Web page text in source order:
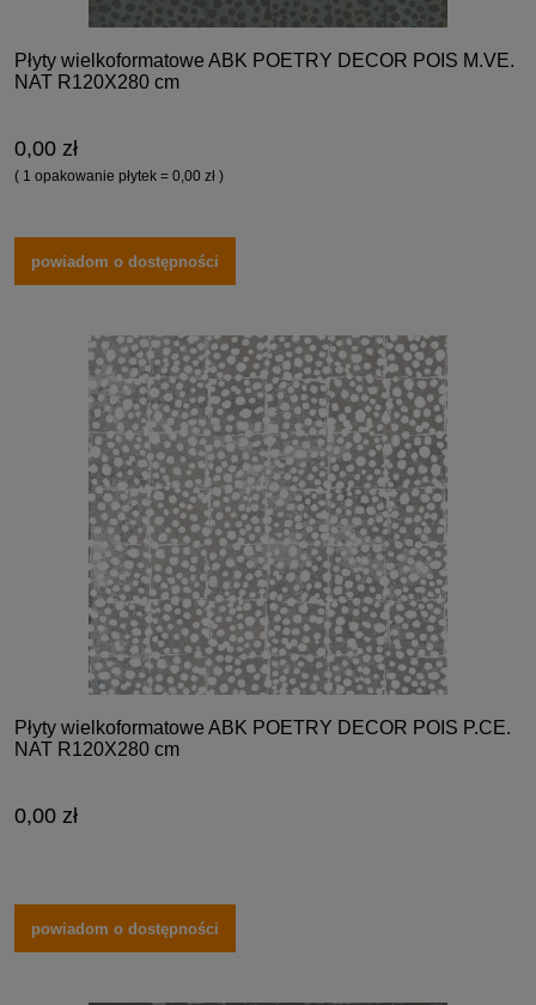
Płyty wielkoformatowe ABK POETRY DECOR POIS M.VE.
NAT R120X280 cm
0,00 zł
( 1 opakowanie płytek = 0,00 zł )
powiadom o dostępności
Płyty wielkoformatowe ABK POETRY DECOR POIS P.CE.
NAT R120X280 cm
0,00 zł
powiadom o dostępności